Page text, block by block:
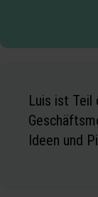
Luis ist Teil
Ideen und